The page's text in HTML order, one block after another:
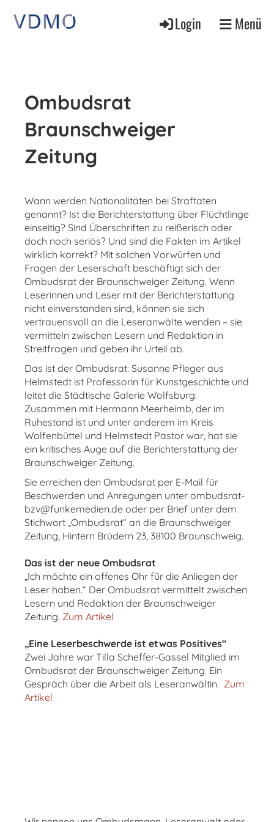
Login Menü
Ombudsrat
Braunschweiger
Zeitung
Wann werden Nationalitäten bei Straftaten
genannt? Ist die Berichterstattung über Flüchtlinge
einseitig? Sind Überschriften zu reißerisch oder
doch noch seriös? Und sind die Fakten im Artikel
wirklich korrekt? Mit solchen Vorwürfen und
Fragen der Leserschaft beschäftigt sich der
Ombudsrat der Braunschweiger Zeitung. Wenn
Leserinnen und Leser mit der Berichterstattung
nicht einverstanden sind, können sie sich
vertrauensvoll an die Leseranwälte wenden – sie
vermitteln zwischen Lesern und Redaktion in
Streitfragen und geben ihr Urteil ab.
Das ist der Ombudsrat: Susanne Pfleger aus
Helmstedt ist Professorin für Kunstgeschichte und
leitet die Städtische Galerie Wolfsburg.
Zusammen mit Hermann Meerheimb, der im
Ruhestand ist und unter anderem im Kreis
Wolfenbüttel und Helmstedt Pastor war, hat sie
ein kritisches Auge auf die Berichterstattung der
Braunschweiger Zeitung.
Sie erreichen den Ombudsrat per E-Mail für
Beschwerden und Anregungen unter ombudsrat-
bzv@funkemedien.de oder per Brief unter dem
Stichwort „Ombudsrat“ an die Braunschweiger
Zeitung, Hintern Brüdern 23, 38100 Braunschweig.
Das ist der neue Ombudsrat
„Ich möchte ein offenes Ohr für die Anliegen der
Leser haben.“ Der Ombudsrat vermittelt zwischen
Lesern und Redaktion der Braunschweiger
Zeitung. Zum Artikel
„Eine Leserbeschwerde ist etwas Positives“
Zwei Jahre war Tilla Scheffer-Gassel Mitglied im
Ombudsrat der Braunschweiger Zeitung. Ein
Gespräch über die Arbeit als Leseranwältin. Zum
Artikel